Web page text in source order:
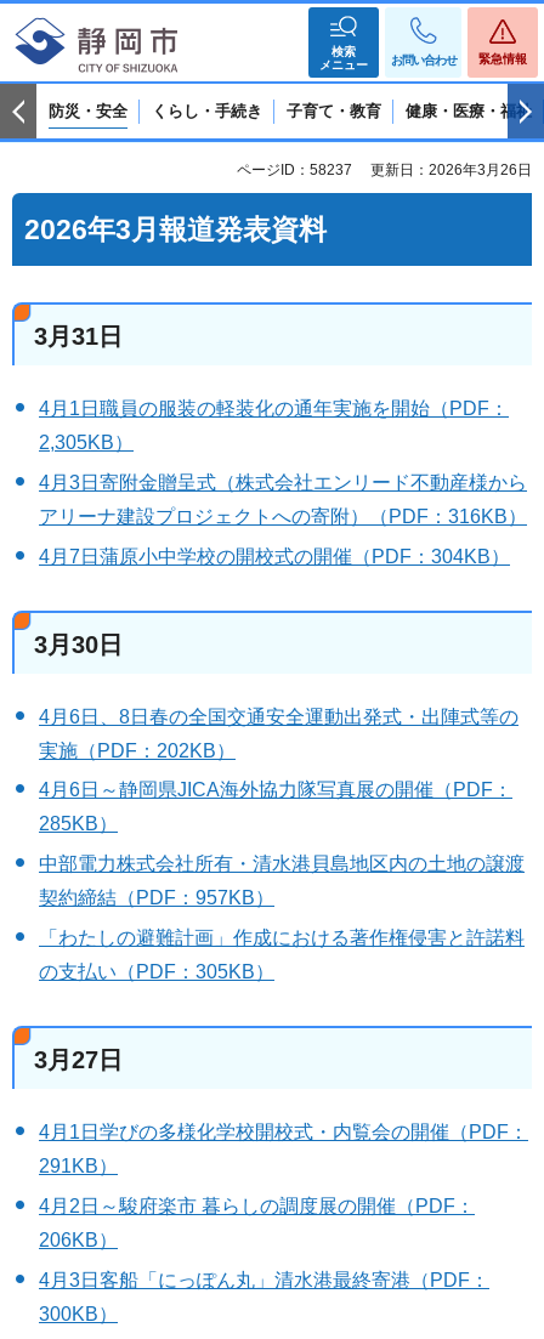
検索
メニュー
お問い合わせ 緊急情報
防災・安全 くらし・手続き 子育て・教育 健康・医療・福祉
ページID：58237 更新日：2026年3月26日
2026年3月報道発表資料
3月31日
4月1日職員の服装の軽装化の通年実施を開始（PDF：
2,305KB）
4月3日寄附金贈呈式（株式会社エンリード不動産様から
アリーナ建設プロジェクトへの寄附）（PDF：316KB）
4月7日蒲原小中学校の開校式の開催（PDF：304KB）
3月30日
4月6日、8日春の全国交通安全運動出発式・出陣式等の
実施（PDF：202KB）
4月6日～静岡県JICA海外協力隊写真展の開催（PDF：
285KB）
中部電力株式会社所有・清水港貝島地区内の土地の譲渡
契約締結（PDF：957KB）
「わたしの避難計画」作成における著作権侵害と許諾料
の支払い（PDF：305KB）
3月27日
4月1日学びの多様化学校開校式・内覧会の開催（PDF：
291KB）
4月2日～駿府楽市 暮らしの調度展の開催（PDF：
206KB）
4月3日客船「にっぽん丸」清水港最終寄港（PDF：
300KB）